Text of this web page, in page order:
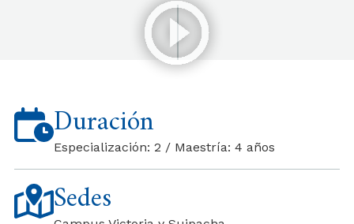
Duración
Especialización: 2 / Maestría: 4 años
Sedes